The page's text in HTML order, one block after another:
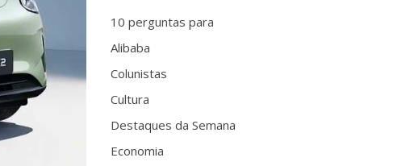
10 perguntas para
Alibaba
Colunistas
Cultura
Destaques da Semana
Economia